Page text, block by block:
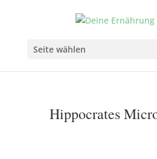
Seite wählen
Hippocrates